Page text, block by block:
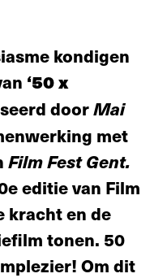
kondigen
‘50 x
doorMai
met
Film Fest Gent.
editie van Film
kracht en de
tonen. 50
Om dit